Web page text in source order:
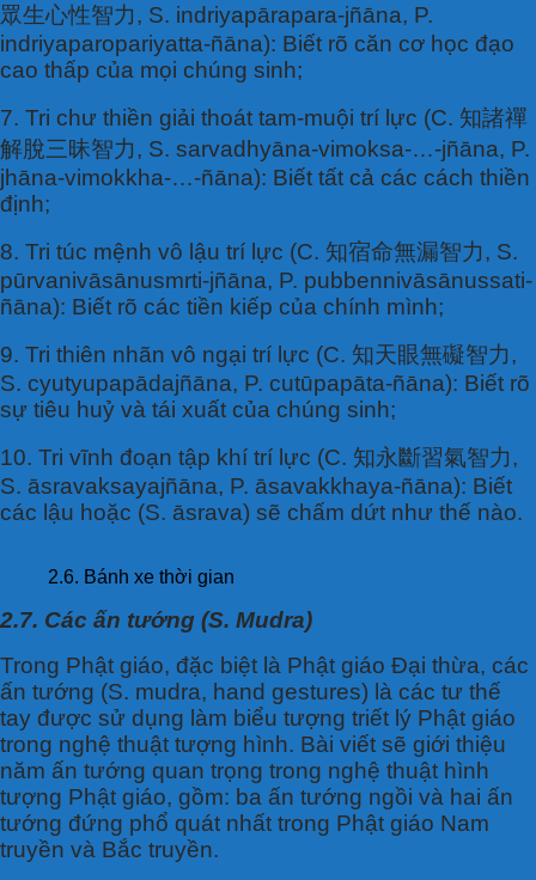
眾生心性智力, S. indriyapārapara-jñāna, P.
indriyaparopariyatta-ñāna): Biết rõ căn cơ học đạo
cao thấp của mọi chúng sinh;
7. Tri chư thiền giải thoát tam-muội trí lực (C. 知諸禪
解脫三昧智力, S. sarvadhyāna-vimoksa-…-jñāna, P.
jhāna-vimokkha-…-ñāna): Biết tất cả các cách thiền
định;
8. Tri túc mệnh vô lậu trí lực (C. 知宿命無漏智力, S.
pūrvanivāsānusmrti-jñāna, P. pubbennivāsānussati-
ñāna): Biết rõ các tiền kiếp của chính mình;
9. Tri thiên nhãn vô ngại trí lực (C. 知天眼無礙智力,
S. cyutyupapādajñāna, P. cutūpapāta-ñāna): Biết rõ
sự tiêu huỷ và tái xuất của chúng sinh;
10. Tri vĩnh đoạn tập khí trí lực (C. 知永斷習氣智力,
S. āsravaksayajñāna, P. āsavakkhaya-ñāna): Biết
các lậu hoặc (S. āsrava) sẽ chấm dứt như thế nào.
2.6. Bánh xe thời gian
2.7. Các ấn tướng (S. Mudra)
Trong Phật giáo, đặc biệt là Phật giáo Đại thừa, các
ấn tướng (S. mudra, hand gestures) là các tư thế
tay được sử dụng làm biểu tượng triết lý Phật giáo
trong nghệ thuật tượng hình. Bài viết sẽ giới thiệu
năm ấn tướng quan trọng trong nghệ thuật hình
tượng Phật giáo, gồm: ba ấn tướng ngồi và hai ấn
tướng đứng phổ quát nhất trong Phật giáo Nam
truyền và Bắc truyền.